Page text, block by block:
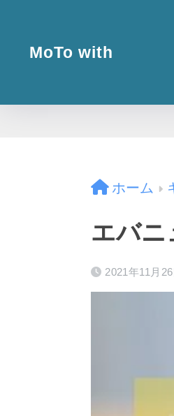
MoTo with
ホーム
エバニ
2021年11月26